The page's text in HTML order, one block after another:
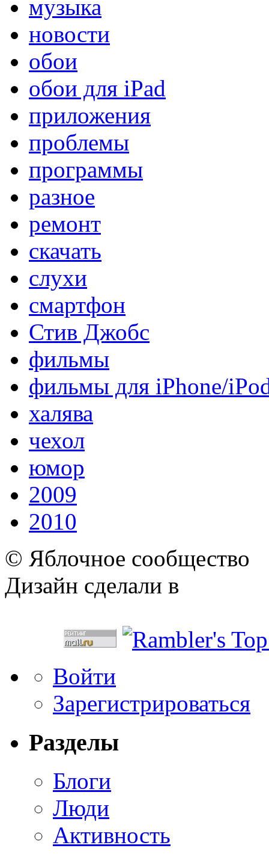
музыка
новости
обои
обои для iPad
приложения
проблемы
программы
разное
ремонт
скачать
слухи
смартфон
Стив Джобс
фильмы
фильмы для iPhone/
халява
чехол
юмор
2009
2010
© Яблочное сообщество
Дизайн сделали в
Войти
Зарегистрироваться
Разделы
Блоги
Люди
Активность